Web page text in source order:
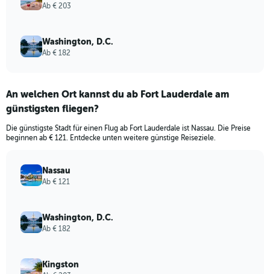
Ab € 203
Washington, D.C.
Ab € 182
An welchen Ort kannst du ab Fort Lauderdale am
günstigsten fliegen?
Die günstigste Stadt für einen Flug ab Fort Lauderdale ist Nassau. Die Preise
beginnen ab € 121. Entdecke unten weitere günstige Reiseziele.
Nassau
Ab € 121
Washington, D.C.
Ab € 182
Kingston